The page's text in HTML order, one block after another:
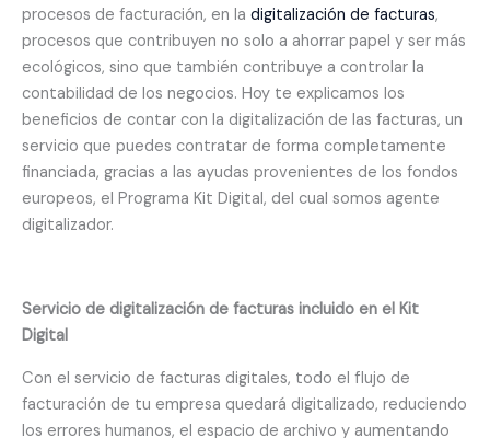
procesos de facturación, en la digitalización de facturas,
procesos que contribuyen no solo a ahorrar papel y ser más
ecológicos, sino que también contribuye a controlar la
contabilidad de los negocios. Hoy te explicamos los
beneficios de contar con la digitalización de las facturas, un
servicio que puedes contratar de forma completamente
financiada, gracias a las ayudas provenientes de los fondos
europeos, el Programa Kit Digital, del cual somos agente
digitalizador.
Servicio de digitalización de facturas incluido en el Kit
Digital
Con el servicio de facturas digitales, todo el flujo de
facturación de tu empresa quedará digitalizado, reduciendo
los errores humanos, el espacio de archivo y aumentando